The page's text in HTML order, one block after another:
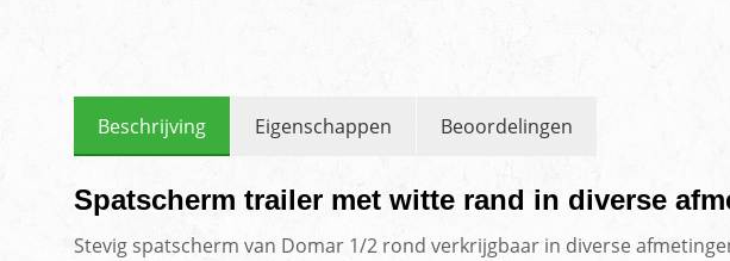
Beschrijving Eigenschappen Beoordelingen
Spatscherm trailer met witte rand in diverse
Stevig spatscherm van Domar 1/2 rond verkrijgbaar in diverse